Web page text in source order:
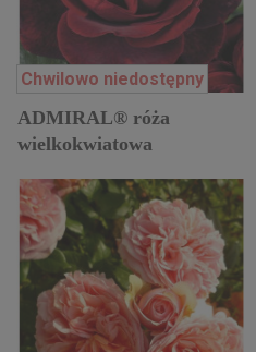
Chwilowo niedostępny
ADMIRAL® róża
wielkokwiatowa